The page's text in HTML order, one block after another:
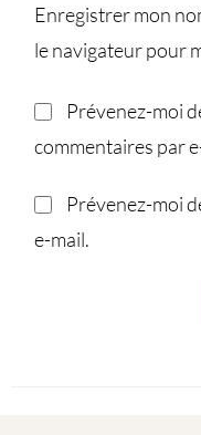
Enregistrer mon
le navigateur pour
Prévenez-moi
commentaires par
Prévenez-moi
e-mail.